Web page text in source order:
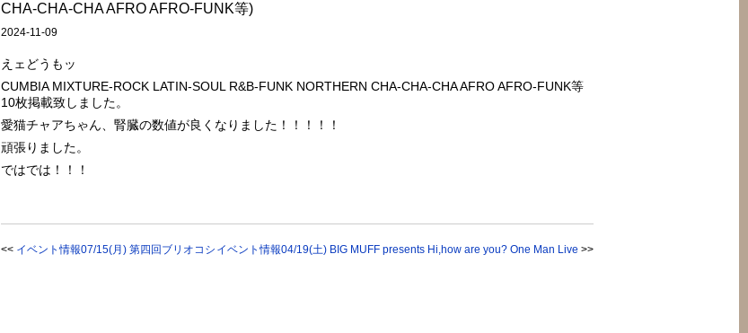
CHA-CHA-CHA AFRO AFRO-FUNK等)
2024-11-09
えェどうもッ
CUMBIA MIXTURE-ROCK LATIN-SOUL R&B-FUNK NORTHERN CHA-CHA-CHA AFRO AFRO-FUNK等
10枚掲載致しました。
愛猫チャアちゃん、腎臓の数値が良くなりました！！！！！
頑張りました。
ではでは！！！
<< イベント情報07/15(月) 第四回ブリオコシ イベント情報04/19(土) BIG MUFF presents Hi,how are you? One Man Live >>